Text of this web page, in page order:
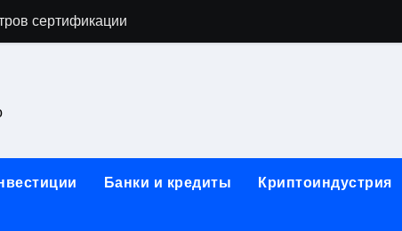
сертификации
и электрооборудование для ногтевого сервиса,
базальтового теплоизоляционного шнура разных
Банки и кредиты Криптоиндустрия